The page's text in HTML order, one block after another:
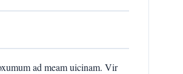
ad meam uicinam. Vir